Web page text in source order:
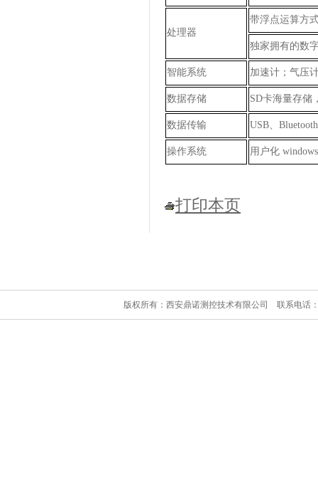
处理器
带浮点运算方
独家拥有的数
智能系统 加速计；气压
数据存储 SD卡海量存储
数据传输 USB、Bluetooth
操作系统 用户化
打印本页
版权所有：西安鼎诺测控技术有限公司 联系电话